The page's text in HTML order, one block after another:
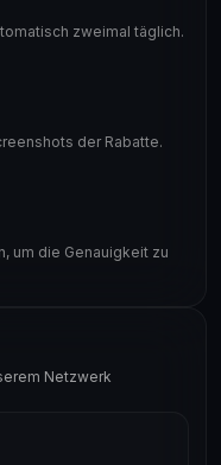
zweimal täglich.
der Rabatte.
um die Genauigkeit zu
Netzwerk